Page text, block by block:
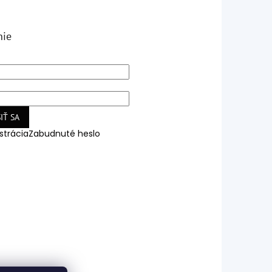
SA
Zabudnuté heslo